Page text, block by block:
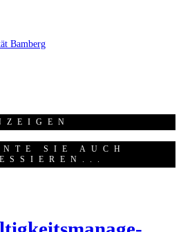
Bamberg
SIE AUCH